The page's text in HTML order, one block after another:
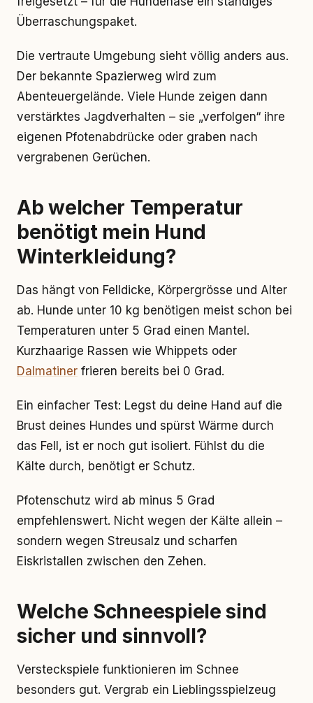
Überraschungspaket.
Die vertraute Umgebung sieht völlig anders aus.
Der bekannte Spazierweg wird zum
Abenteuergelände. Viele Hunde zeigen dann
verstärktes Jagdverhalten – sie „verfolgen“ ihre
eigenen Pfotenabdrücke oder graben nach
vergrabenen Gerüchen.
Ab welcher Temperatur
benötigt mein Hund
Winterkleidung?
Das hängt von Felldicke, Körpergrösse und Alter
ab. Hunde unter 10 kg benötigen meist schon bei
Temperaturen unter 5 Grad einen Mantel.
Kurzhaarige Rassen wie Whippets oder
Dalmatiner frieren bereits bei 0 Grad.
Ein einfacher Test: Legst du deine Hand auf die
Brust deines Hundes und spürst Wärme durch
das Fell, ist er noch gut isoliert. Fühlst du die
Kälte durch, benötigt er Schutz.
Pfotenschutz wird ab minus 5 Grad
empfehlenswert. Nicht wegen der Kälte allein –
sondern wegen Streusalz und scharfen
Eiskristallen zwischen den Zehen.
Welche Schneespiele sind
sicher und sinnvoll?
Versteckspiele funktionieren im Schnee
besonders gut. Vergrab ein Lieblingsspielzeug